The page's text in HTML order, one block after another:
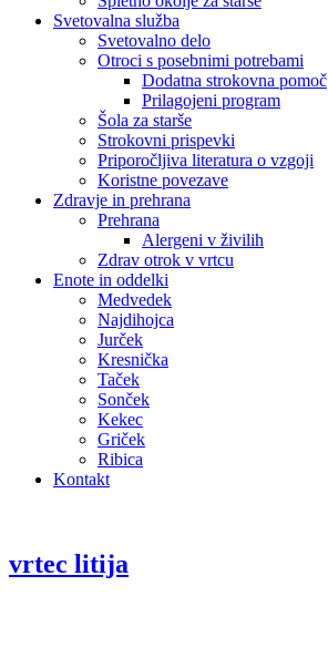
Svetovalna služba
Svetovalno delo
Otroci s posebnimi potrebami
Dodatna strokovna pomoč
Prilagojeni program
Šola za starše
Strokovni prispevki
Priporočljiva literatura o vzgoji
Koristne povezave
Zdravje in prehrana
Prehrana
Alergeni v živilih
Zdrav otrok v vrtcu
Enote in oddelki
Medvedek
Najdihojca
Jurček
Kresnička
Taček
Sonček
Kekec
Griček
Ribica
Kontakt
vrtec litija